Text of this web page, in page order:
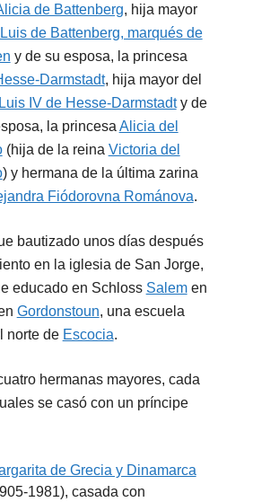
de Battenberg, hija mayor
de Battenberg, marqués de
y de su esposa, la princesa
Darmstadt, hija mayor del
Luis IV de Hesse-Darmstadty de
la princesa Alicia del
(hija de la reina Victoria del
) y hermana de la última zarina
Fiódorovna Románova.
bautizado unos días después
en la iglesia de San Jorge,
educado en Schloss Salemen
Gordonstoun, una escuela
norte de Escocia.
hermanas mayores, cada
se casó con un príncipe
de Grecia y Dinamarca
1981), casada con